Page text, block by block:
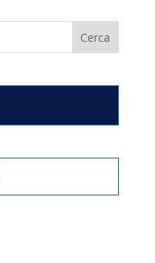
di
vi
di